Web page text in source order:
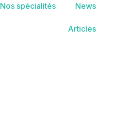
Nos spécialités News
Articles